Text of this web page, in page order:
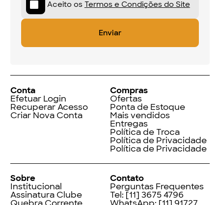
Sobre
Institucional
Assinatura Clube
Selo Do Contra
Novidades
Contato
WhatsApp:
FacebookInstagram
LinkedIn
ThreadsTwitterYoutube
© Editora Contracorrente LTDA 2025
Todos direitos reservados
Avaré, SPCEP: 18707-815